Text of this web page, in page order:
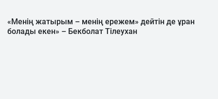
«Менің жатырым – менің ережем» дейтін де ұран
болады екен» – Бекболат Тілеухан